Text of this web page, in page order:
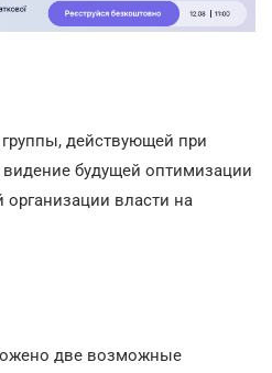
действующей при
будущей оптимизации
организации власти на
две возможные